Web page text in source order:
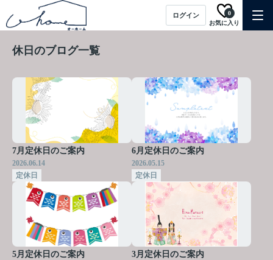
ログイン
お気に入り
0
休日のブログ一覧
7月定休日のご案内
2026.06.14
定休日
6月定休日のご案内
2026.05.15
定休日
5月定休日のご案内 3月定休日のご案内